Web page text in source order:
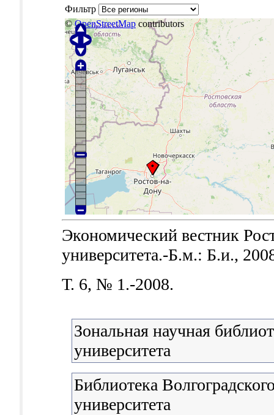
Фильтр
©OpenStreetMapcontributors
Экономический вестник
университета.-Б.м.: Б.и.,
Т. 6, № 1.-2008.
Зональная научная
университета
Библиотека
университета